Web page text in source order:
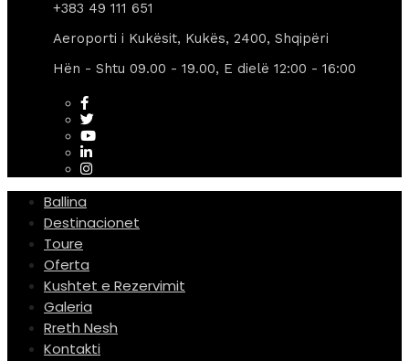
+383 49 111 651
Aeroporti i Kukësit, Kukës, 2400, Shqipëri
Hën - Shtu 09.00 - 19.00, E dielë 12:00 - 16:00
Ballina
Destinacionet
Toure
Oferta
Kushtet e Rezervimit
Galeria
Rreth Nesh
Kontakti